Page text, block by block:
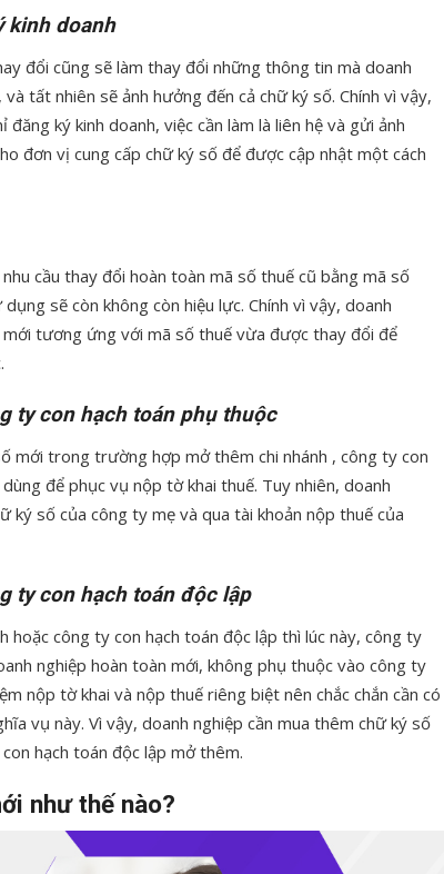
kinh doanh
đổi cũng sẽ làm thay đổi những thông tin mà doanh
tất nhiên sẽ ảnh hưởng đến cả chữ ký số. Chính vì vậy,
ký kinh doanh, việc cần làm là liên hệ và gửi ảnh
đơn vị cung cấp chữ ký số để được cập nhật một cách
cầu thay đổi hoàn toàn mã số thuế cũ bằng mã số
sẽ còn không còn hiệu lực. Chính vì vậy, doanh
mới tương ứng với mã số thuế vừa được thay đổi để
ty con hạch toán phụ thuộc
mới trong trường hợp mở thêm chi nhánh , công ty con
để phục vụ nộp tờ khai thuế. Tuy nhiên, doanh
ký số của công ty mẹ và qua tài khoản nộp thuế của
ty con hạch toán độc lập
hoặc công ty con hạch toán độc lập thì lúc này, công ty
nghiệp hoàn toàn mới, không phụ thuộc vào công ty
nộp tờ khai và nộp thuế riêng biệt nên chắc chắn cần có
vụ này. Vì vậy, doanh nghiệp cần mua thêm chữ ký số
hạch toán độc lập mở thêm.
như thế nào?